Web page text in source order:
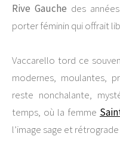
Rive Gauche des
porter féminin qui offrait
Vaccarello tord ce
modernes, moulantes,
reste nonchalante,
temps, où la femme
l’image sage et